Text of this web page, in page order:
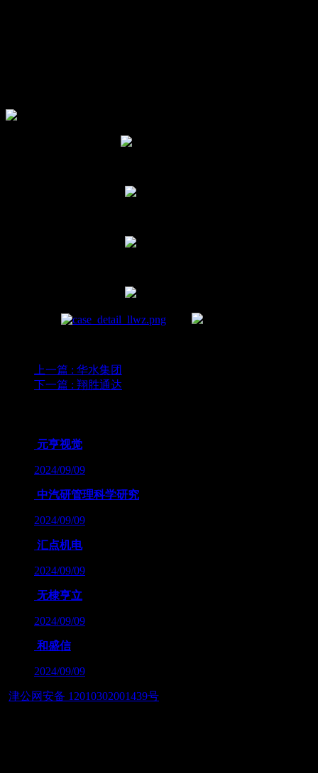
上一篇 : 华水集团
下一篇 : 翔胜通达
元亨视觉
2024/09/09
中汽研管理科学研究
2024/09/09
汇点机电
2024/09/09
无棣亨立
2024/09/09
和盛信
2024/09/09
津公网安备 12010302001439号